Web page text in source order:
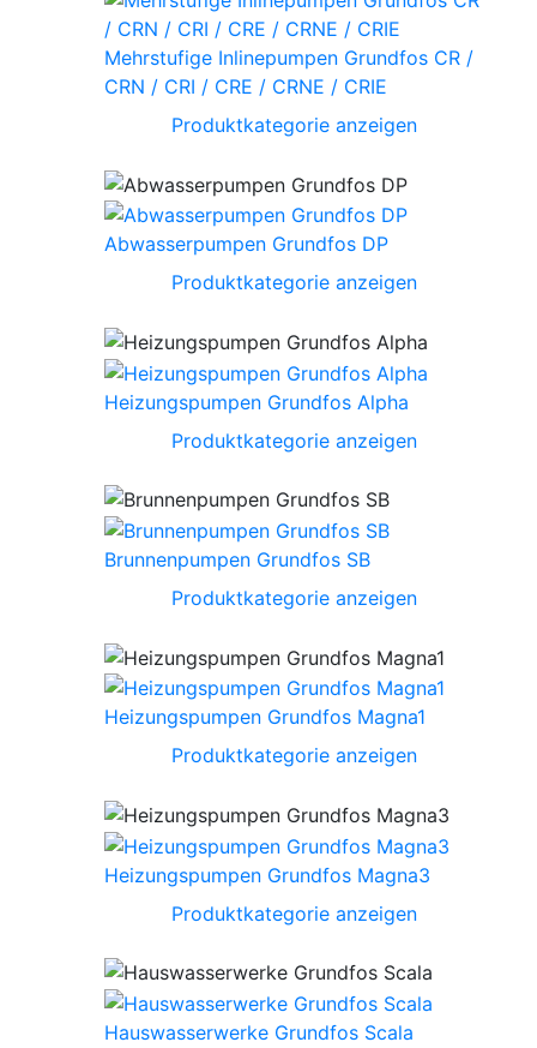
Mehrstufige Inlinepumpen Grundfos CR /
CRN / CRI / CRE / CRNE / CRIE
Produktkategorie anzeigen
Abwasserpumpen Grundfos DP
Produktkategorie anzeigen
Heizungspumpen Grundfos Alpha
Produktkategorie anzeigen
Brunnenpumpen Grundfos SB
Produktkategorie anzeigen
Heizungspumpen Grundfos Magna1
Produktkategorie anzeigen
Heizungspumpen Grundfos Magna3
Produktkategorie anzeigen
Hauswasserwerke Grundfos Scala